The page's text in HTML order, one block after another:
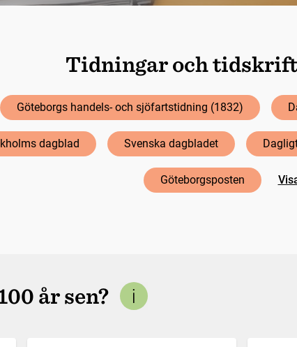
Tidningar och
Göteborgs handels- och sjöfartstidning (1832)
dagblad Svenska dagbladet
Göteborgsposten
år sen?